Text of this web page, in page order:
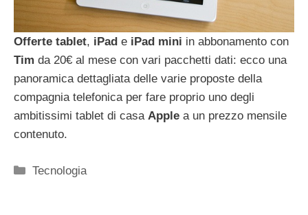
Offerte tablet, iPad e iPad mini in abbonamento con
Tim da 20€ al mese con vari pacchetti dati: ecco una
panoramica dettagliata delle varie proposte della
compagnia telefonica per fare proprio uno degli
ambitissimi tablet di casa Apple a un prezzo mensile
contenuto.
Categorie
Tecnologia